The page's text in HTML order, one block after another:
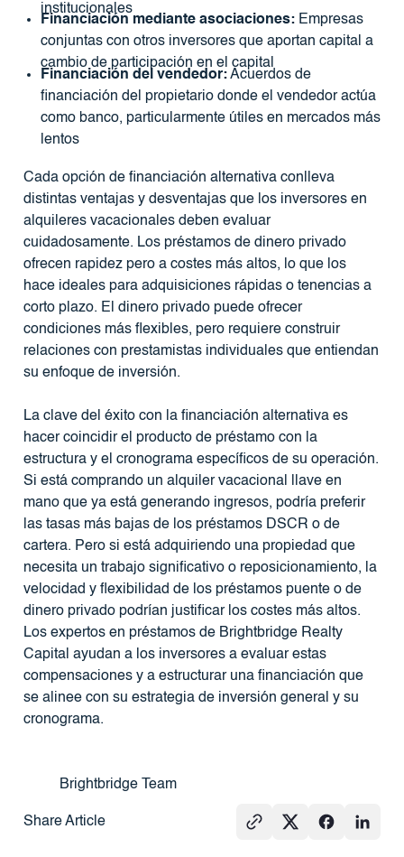
Brightbridge Team
Share Article
institucionales
Financiación mediante asociaciones:Empresas
conjuntas con otros inversores que aportan capital a
cambio de participación en el capital
Financiación del vendedor:Acuerdos de
financiación del propietario donde el vendedor actúa
como banco, particularmente útiles en mercados más
lentos
Cada opción de financiación alternativa conlleva
distintas ventajas y desventajas que los inversores en
alquileres vacacionales deben evaluar
cuidadosamente. Los préstamos de dinero privado
ofrecen rapidez pero a costes más altos, lo que los
hace ideales para adquisiciones rápidas o tenencias a
corto plazo. El dinero privado puede ofrecer
condiciones más flexibles, pero requiere construir
relaciones con prestamistas individuales que entiendan
su enfoque de inversión.
La clave del éxito con la financiación alternativa es
hacer coincidir el producto de préstamo con la
estructura y el cronograma específicos de su operación.
Si está comprando un alquiler vacacional llave en
mano que ya está generando ingresos, podría preferir
las tasas más bajas de los préstamos DSCR o de
cartera. Pero si está adquiriendo una propiedad que
necesita un trabajo significativo o reposicionamiento, la
velocidad y flexibilidad de los préstamos puente o de
dinero privado podrían justificar los costes más altos.
Los expertos en préstamos de Brightbridge Realty
Capital ayudan a los inversores a evaluar estas
compensaciones y a estructurar una financiación que
se alinee con su estrategia de inversión general y su
cronograma.